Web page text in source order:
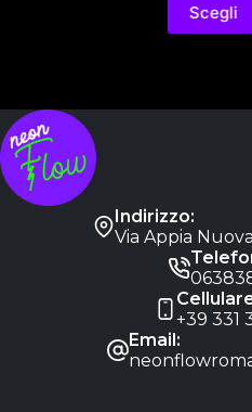
Scegli
Indirizzo:
Via Appia
+39 331
Email: